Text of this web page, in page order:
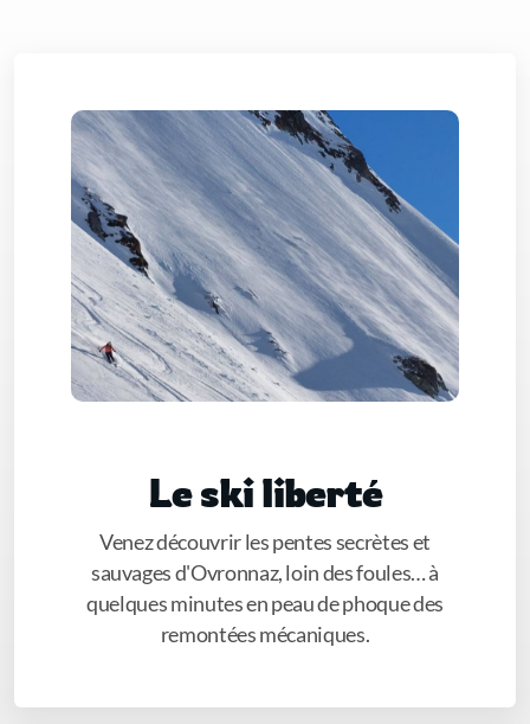
Le ski liberté
Venez découvrir les pentes secrètes et
sauvages d'Ovronnaz, loin des foules… à
quelques minutes en peau de phoque des
remontées mécaniques.